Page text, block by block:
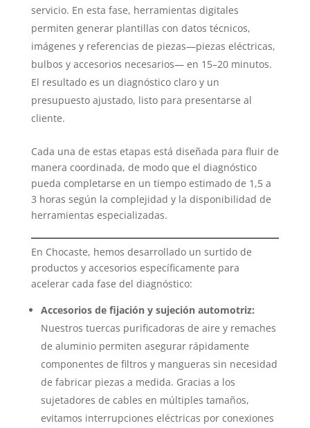
servicio. En esta fase, herramientas digitales
permiten generar plantillas con datos técnicos,
imágenes y referencias de piezas—piezas eléctricas,
bulbos y accesorios necesarios— en 15–20 minutos.
El resultado es un diagnóstico claro y un
presupuesto ajustado, listo para presentarse al
cliente.
Cada una de estas etapas está diseñada para fluir de
manera coordinada, de modo que el diagnóstico
pueda completarse en un tiempo estimado de 1,5 a
3 horas según la complejidad y la disponibilidad de
herramientas especializadas.
En Chocaste, hemos desarrollado un surtido de
productos y accesorios específicamente para
acelerar cada fase del diagnóstico:
Accesorios de fijación y sujeción automotriz:
Nuestros tuercas purificadoras de aire y remaches
de aluminio permiten asegurar rápidamente
componentes de filtros y mangueras sin necesidad
de fabricar piezas a medida. Gracias a los
sujetadores de cables en múltiples tamaños,
evitamos interrupciones eléctricas por conexiones